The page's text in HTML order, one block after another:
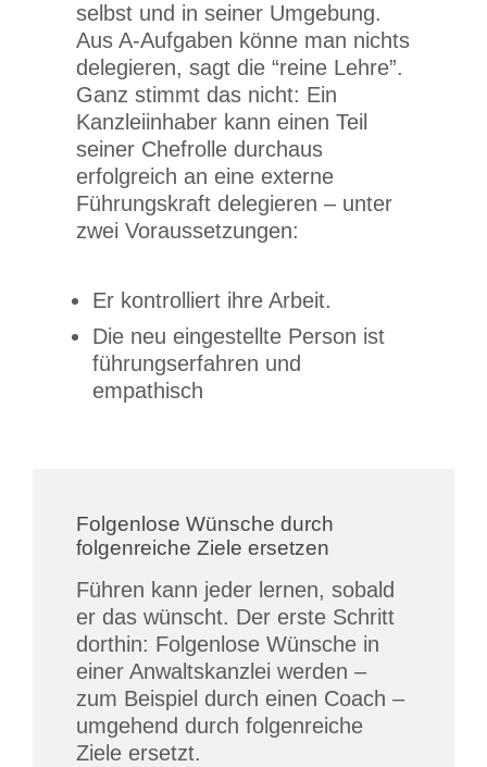
selbst und in seiner Umgebung.
Aus A-Aufgaben könne man nichts
delegieren, sagt die “reine Lehre”.
Ganz stimmt das nicht: Ein
Kanzleiinhaber kann einen Teil
seiner Chefrolle durchaus
erfolgreich an eine externe
Führungskraft delegieren – unter
zwei Voraussetzungen:
Er kontrolliert ihre Arbeit.
Die neu eingestellte Person ist
führungserfahren und
empathisch
Folgenlose Wünsche durch
folgenreiche Ziele ersetzen
Führen kann jeder lernen, sobald
er das wünscht. Der erste Schritt
dorthin: Folgenlose Wünsche in
einer Anwaltskanzlei werden –
zum Beispiel durch einen Coach –
umgehend durch folgenreiche
Ziele ersetzt.